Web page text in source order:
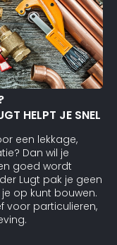
HELPT JE SNEL
een lekkage,
Dan wil je
goed wordt
Lugt pak je geen
op kunt bouwen.
voor particulieren,